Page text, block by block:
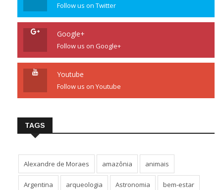
Follow us on Twitter
Google+
Follow us on Google+
Youtube
Follow us on Youtube
TAGS
Alexandre de Moraes amazônia animais
Argentina arqueologia Astronomia bem-estar